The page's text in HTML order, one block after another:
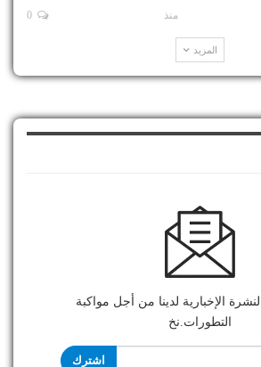
منذ
المزيد
الإخبارية لدينا من أجل مواكبة
التطورات.نخ
اشترك